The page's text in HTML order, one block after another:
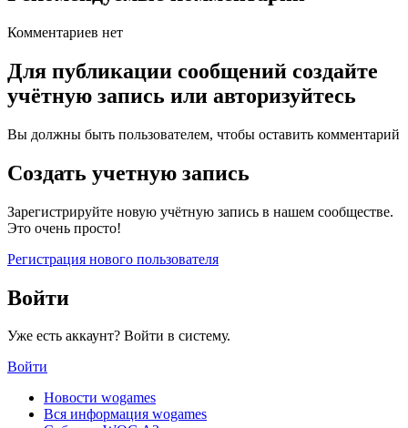
Комментариев нет
Для публикации сообщений создайте
учётную запись или авторизуйтесь
Вы должны быть пользователем, чтобы оставить комментарий
Создать учетную запись
Зарегистрируйте новую учётную запись в нашем сообществе.
Это очень просто!
Регистрация нового пользователя
Войти
Уже есть аккаунт? Войти в систему.
Войти
Новости wogames
Вся информация wogames